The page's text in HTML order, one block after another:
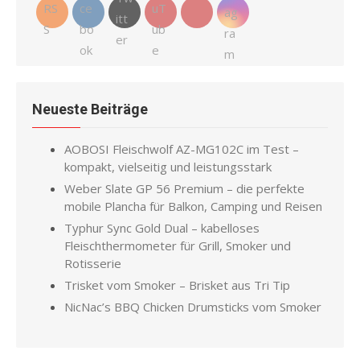
Neueste Beiträge
AOBOSI Fleischwolf AZ-MG102C im Test –
kompakt, vielseitig und leistungsstark
Weber Slate GP 56 Premium – die perfekte
mobile Plancha für Balkon, Camping und Reisen
Typhur Sync Gold Dual – kabelloses
Fleischthermometer für Grill, Smoker und
Rotisserie
Trisket vom Smoker – Brisket aus Tri Tip
NicNac’s BBQ Chicken Drumsticks vom Smoker